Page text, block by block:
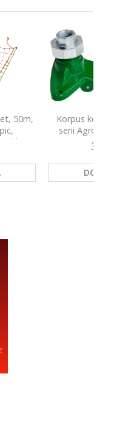
50m,
Korpus kompletny
serii Agronet
35,00 zł
DO